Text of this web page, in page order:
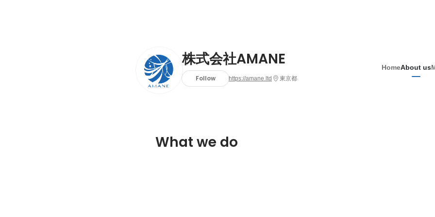
株式会社AMANE
Follow https://amane.ltd 東京都
HomeAbout us
What we do